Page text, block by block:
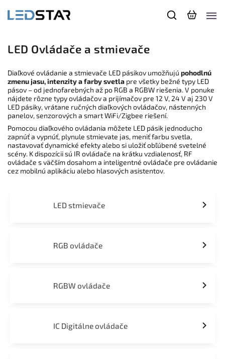
LED Ovládače a stmievače
Diaľkové ovládanie a stmievače LED pásikov umožňujú pohodlnú
zmenu jasu, intenzity a farby svetla pre všetky bežné typy LED
pásov – od jednofarebných až po RGB a RGBW riešenia. V ponuke
nájdete rôzne typy ovládačov a prijímačov pre 12 V, 24 V aj 230 V
LED pásiky, vrátane ručných diaľkových ovládačov, nástenných
panelov, senzorových a smart WiFi/Zigbee riešení.
Pomocou diaľkového ovládania môžete LED pásik jednoducho
zapnúť a vypnúť, plynule stmievate jas, meniť farbu svetla,
nastavovať dynamické efekty alebo si uložiť obľúbené svetelné
scény. K dispozícii sú IR ovládače na krátku vzdialenosť, RF
ovládače s väčším dosahom a inteligentné ovládače pre ovládanie
cez mobilnú aplikáciu alebo hlasových asistentov.
LED stmievače
RGB ovládače
RGBW ovládače
IC Digitálne ovládače